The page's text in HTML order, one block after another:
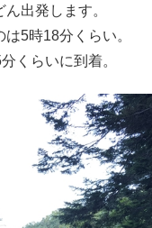
出発します。
5時18分くらい。
くらいに到着。